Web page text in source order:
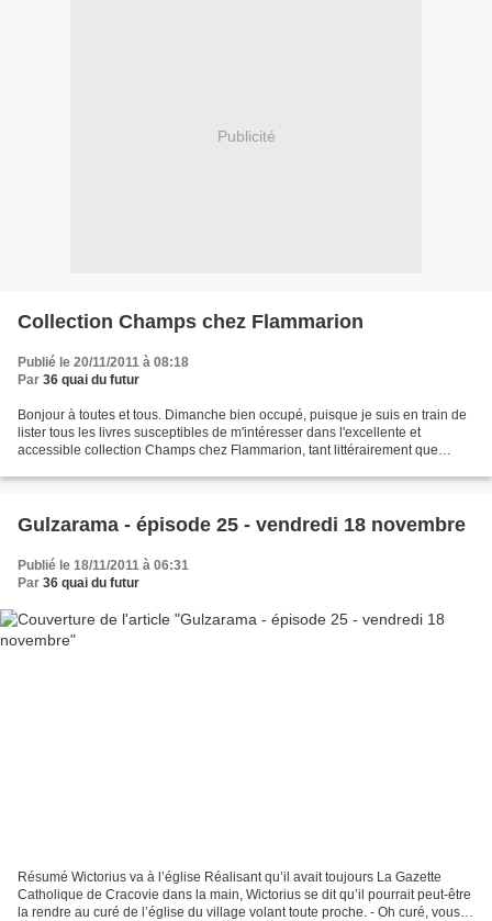
Publicité
Collection Champs chez Flammarion
Publié le 20/11/2011 à 08:18
Par 36 quai du futur
Bonjour à toutes et tous. Dimanche bien occupé, puisque je suis en train de
lister tous les livres susceptibles de m'intéresser dans l'excellente et
accessible collection Champs chez Flammarion, tant littérairement que
Gulzarama - épisode 25 - vendredi 18 novembre
Publié le 18/11/2011 à 06:31
Par 36 quai du futur
Résumé Wictorius va à l’église Réalisant qu’il avait toujours La Gazette
Catholique de Cracovie dans la main, Wictorius se dit qu’il pourrait peut-être
la rendre au curé de l’église du village volant toute proche. - Oh curé, vous